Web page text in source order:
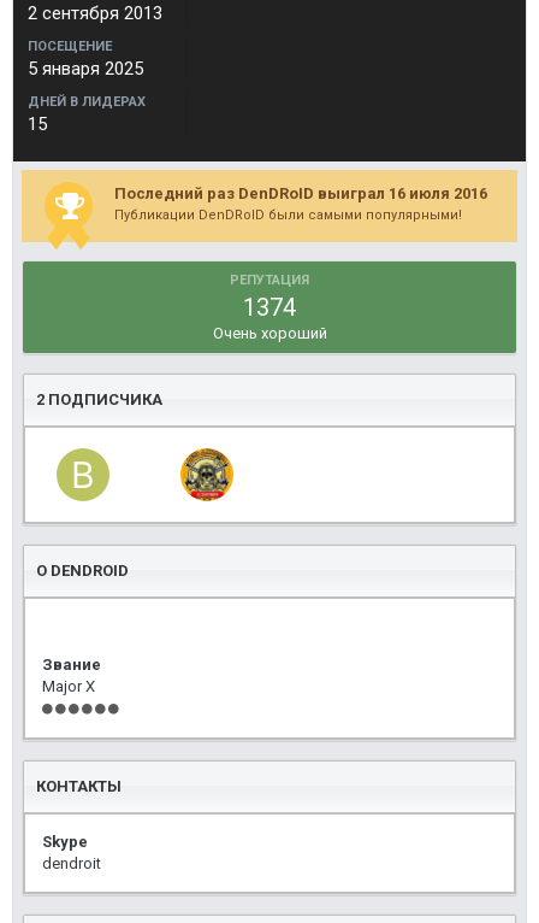
2 сентября 2013
ПОСЕЩЕНИЕ
5 января 2025
ДНЕЙ В ЛИДЕРАХ
15
Последний раз DenDRoID выиграл 16 июля 2016
Публикации DenDRoID были самыми популярными!
РЕПУТАЦИЯ
1374
Очень хороший
2 ПОДПИСЧИКА
О DENDROID
Звание
Major X
КОНТАКТЫ
Skype
dendroit